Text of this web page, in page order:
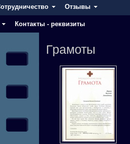
Отзывы
Контакты - реквизиты
Грамоты